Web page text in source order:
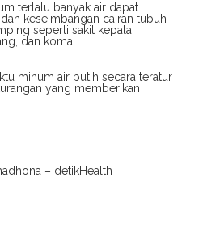
terlalu banyak air dapat
keseimbangan cairan tubuh
seperti sakit kepala,
dan koma.
minum air putih secara teratur
yang memberikan
– detikHealth